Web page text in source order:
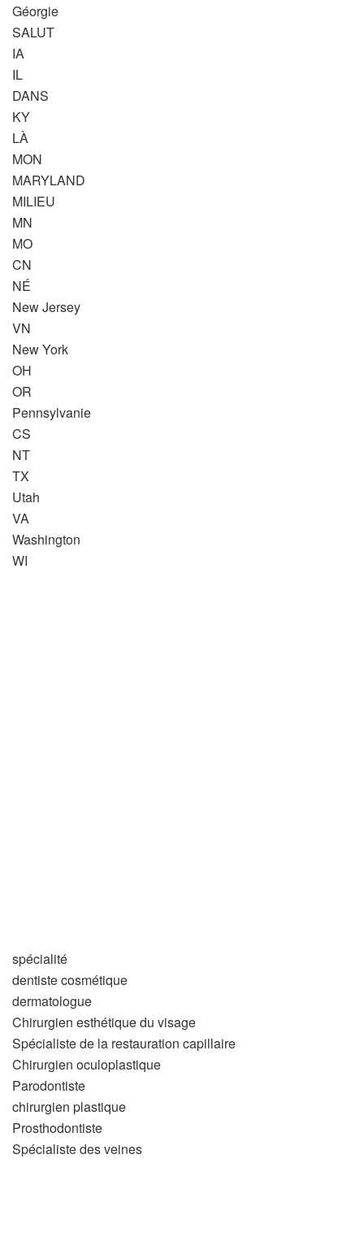
Géorgie
SALUT
IA
IL
DANS
KY
LÀ
MON
MARYLAND
MILIEU
MN
MO
CN
NÉ
New Jersey
VN
New York
OH
OR
Pennsylvanie
CS
NT
TX
Utah
VA
Washington
WI
spécialité
dentiste cosmétique
dermatologue
Chirurgien esthétique du visage
Spécialiste de la restauration capillaire
Chirurgien oculoplastique
Parodontiste
chirurgien plastique
Prosthodontiste
Spécialiste des veines